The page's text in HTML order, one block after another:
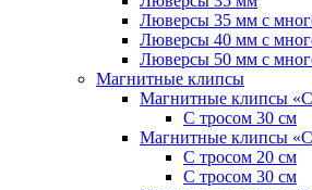
Люверсы 35 мм с
Люверсы 40 мм с
Люверсы 50 мм с
Магнитные клипсы
Магнитные клипсы
С тросом 30 см
Магнитные клипсы
С тросом 20 см
С тросом 30 см